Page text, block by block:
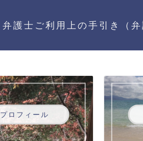
弁護士ご利用上の手引き（弁
プロフィール